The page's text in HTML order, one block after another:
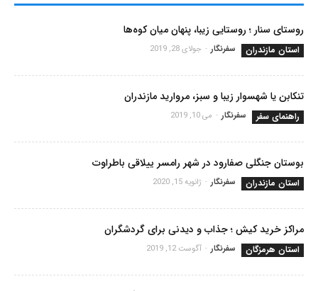
روستای سنار ؛ روستایی زیبا، پنهان میان کوه‌ها
استان مازندران سفرنگار - جولای 28, 2019
تنکابن یا شهسوار زیبا و سبز، مروارید مازندران
راهنمای سفر سفرنگار - می 10, 2019
بوستان جنگلی صفارود در شهر رامسر ییلاقی باطراوت
استان مازندران سفرنگار - ژانویه 15, 2020
مراکز خرید کیش ؛ جذاب و دیدنی برای گردشگران
استان هرمزگان سفرنگار - آگوست 12, 2019